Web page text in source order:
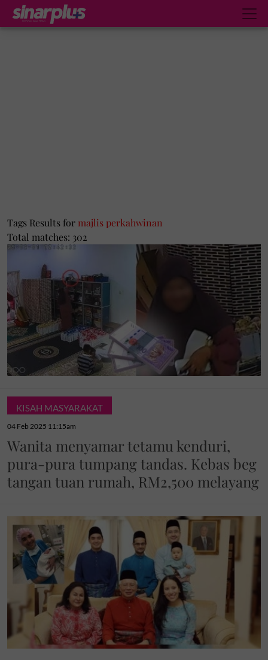
Tags Results for majlis perkahwinan
Total matches: 302
KISAH MASYARAKAT
04 Feb 2025 11:15am
Wanita menyamar tetamu kenduri,
pura-pura tumpang tandas. Kebas beg
tangan tuan rumah, RM2,500 melayang